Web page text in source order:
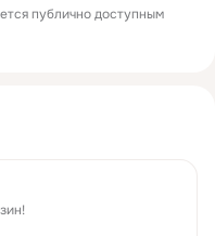
публично доступным